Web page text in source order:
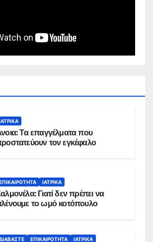
Τα επαγγέλματα που
τον εγκέφαλο
ΙΑΤΡΙΚΆ
Γιατί δεν πρέπει να
το ωμό κοτόπουλο
ΕΠΙΚΑΙΡΌΤΗΤΑ ΙΑΤΡΙΚΆ